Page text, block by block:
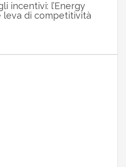
incentivi: l’Energy
leva di competitività